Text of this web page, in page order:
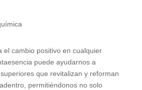
el cambio positivo en cualquier
puede ayudarnos a
que revitalizan y reforman
permitiéndonos no solo